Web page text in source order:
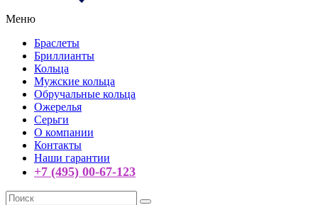
Меню
Браслеты
Бриллианты
Кольца
Мужские кольца
Обручальные кольца
Ожерелья
Серьги
О компании
Контакты
Наши гарантии
+7 (495) 00-67-123